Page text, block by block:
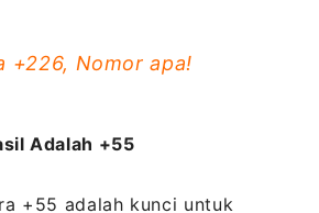
+226, Nomor apa!
Adalah +55
+55 adalah kunci untuk